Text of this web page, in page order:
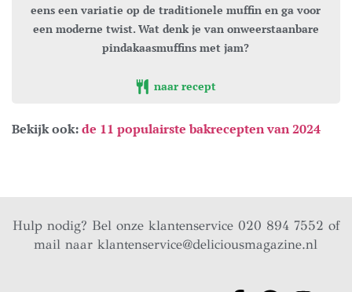
eens een variatie op de traditionele muffin en ga voor
een moderne twist. Wat denk je van onweerstaanbare
pindakaasmuffins met jam?
naar recept
Bekijk ook:de 11 populairste bakrecepten van 2024
Hulp nodig? Bel onze klantenservice 020 894 7552 of
mail naarklantenservice@deliciousmagazine.nl